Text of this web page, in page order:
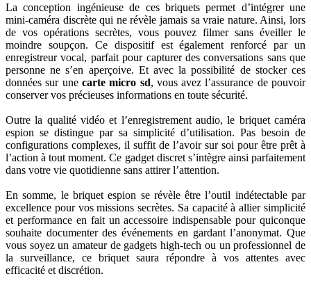
La conception ingénieuse de ces briquets permet d’intégrer une
mini-caméra discrète qui ne révèle jamais sa vraie nature. Ainsi, lors
de vos opérations secrètes, vous pouvez filmer sans éveiller le
moindre soupçon. Ce dispositif est également renforcé par un
enregistreur vocal, parfait pour capturer des conversations sans que
personne ne s’en aperçoive. Et avec la possibilité de stocker ces
données sur une carte micro sd, vous avez l’assurance de pouvoir
conserver vos précieuses informations en toute sécurité.
Outre la qualité vidéo et l’enregistrement audio, le briquet caméra
espion se distingue par sa simplicité d’utilisation. Pas besoin de
configurations complexes, il suffit de l’avoir sur soi pour être prêt à
l’action à tout moment. Ce gadget discret s’intègre ainsi parfaitement
dans votre vie quotidienne sans attirer l’attention.
En somme, le briquet espion se révèle être l’outil indétectable par
excellence pour vos missions secrètes. Sa capacité à allier simplicité
et performance en fait un accessoire indispensable pour quiconque
souhaite documenter des événements en gardant l’anonymat. Que
vous soyez un amateur de gadgets high-tech ou un professionnel de
la surveillance, ce briquet saura répondre à vos attentes avec
efficacité et discrétion.